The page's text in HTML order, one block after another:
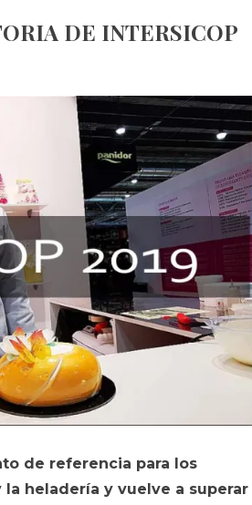
DE INTERSICOP
de referencia para los
heladería y vuelve a superar